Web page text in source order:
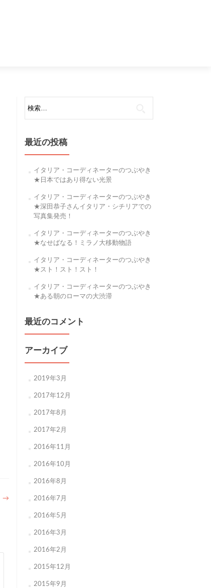
→
索:
最近の投稿
イタリア・コーディネーターのつぶやき
★日本ではあり得ない光景
イタリア・コーディネーターのつぶやき
★深田恭子さんイタリア・シチリアでの
写真集発売！
イタリア・コーディネーターのつぶやき
★なせばなる！ミラノ大移動物語
イタリア・コーディネーターのつぶやき
★スト！スト！スト！
イタリア・コーディネーターのつぶやき
★ある朝のローマの大渋滞
最近のコメント
アーカイブ
2019年3月
2017年12月
2017年8月
2017年2月
2016年11月
2016年10月
2016年8月
2016年7月
2016年5月
2016年3月
2016年2月
2015年12月
2015年9月